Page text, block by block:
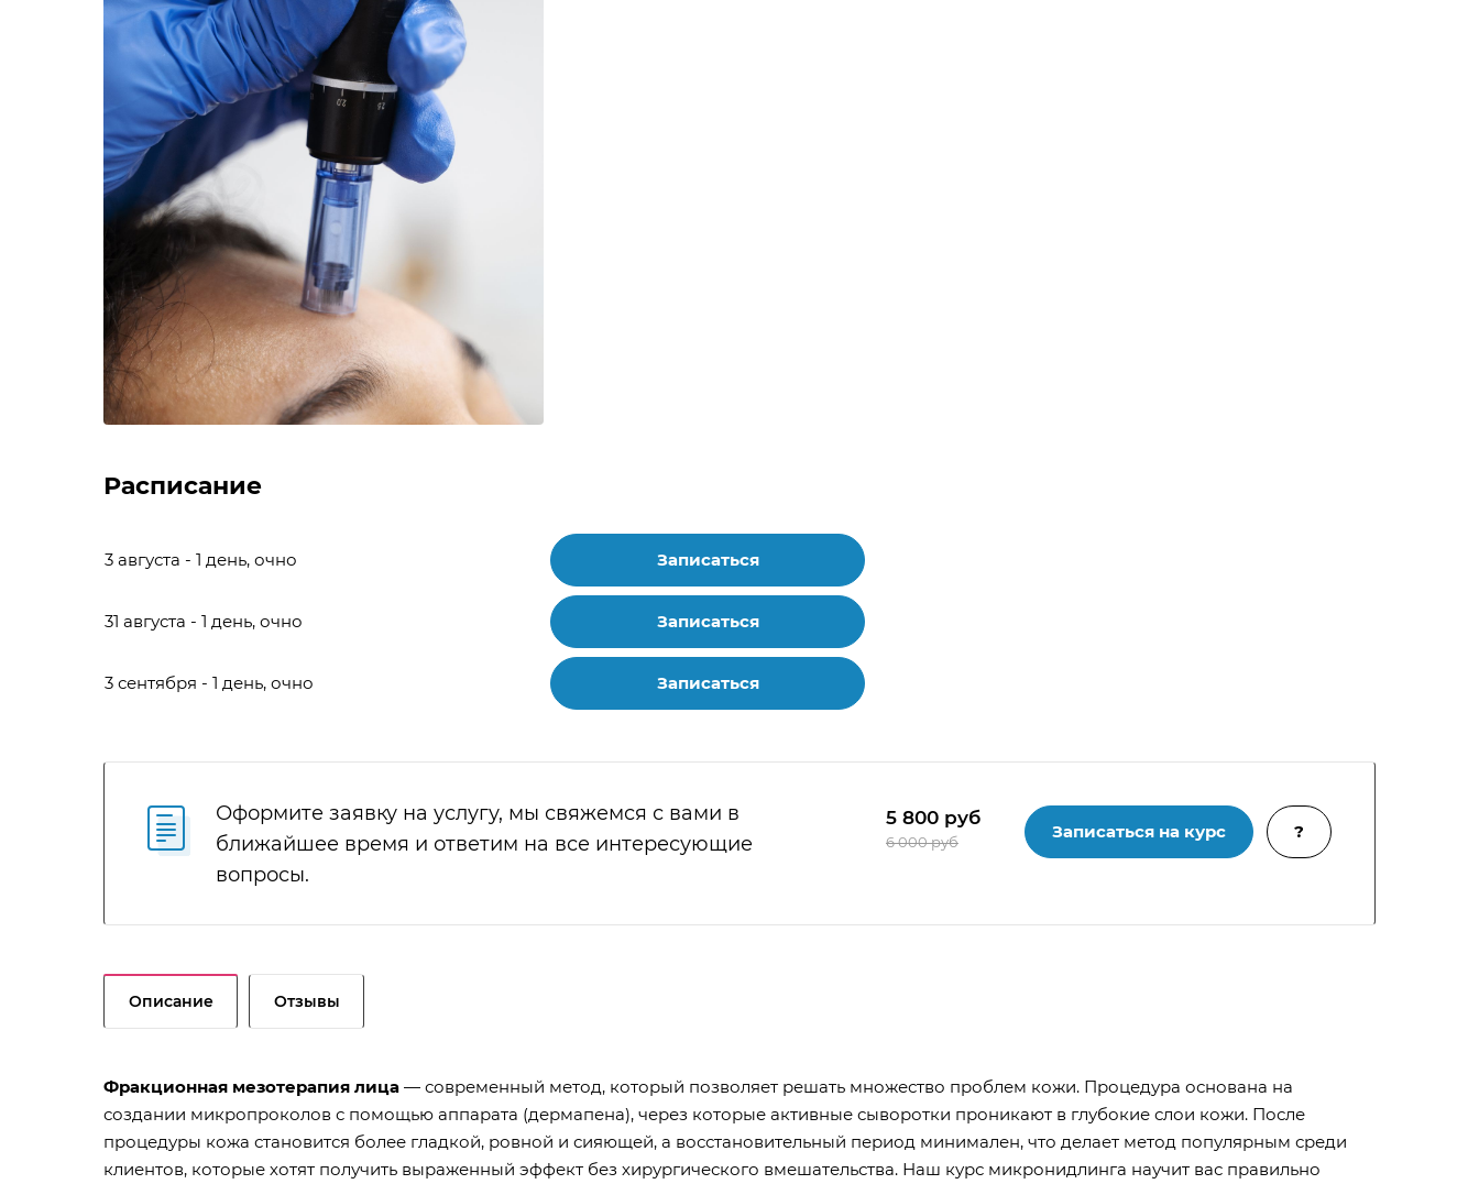
Расписание
3 августа - 1 день, очно Записаться
31 августа - 1 день, очно Записаться
3 сентября - 1 день, очно Записаться
Оформите заявку на услугу, мы свяжемся с вами в
ближайшее время и ответим на все интересующие
вопросы.
5 800 руб
6 000 руб Записаться на курс ?
Описание Отзывы
Фракционная мезотерапия лица — современный метод, который позволяет решать множество проблем кожи. Процедура основана на
создании микропроколов с помощью аппарата (дермапена), через которые активные сыворотки проникают в глубокие слои кожи. После
процедуры кожа становится более гладкой, ровной и сияющей, а восстановительный период минимален, что делает метод популярным среди
клиентов, которые хотят получить выраженный эффект без хирургического вмешательства. Наш курс микронидлинга научит вас правильно